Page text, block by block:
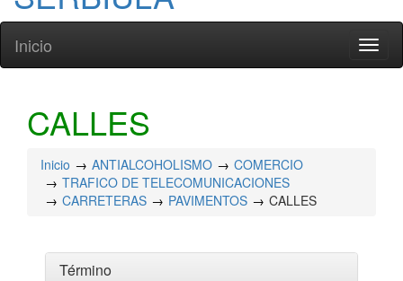
Inicio
CALLES
Inicio ANTIALCOHOLISMO
COMERCIO
TRAFICO DE TELECOMUNICACIONES
CARRETERAS
PAVIMENTOS CALLES
Término